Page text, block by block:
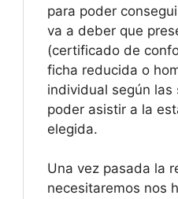
para poder
va a deber que
(certificado de
ficha reducida o
individual según las
poder asistir a la
elegida.
Una vez pasada la
necesitaremos nos